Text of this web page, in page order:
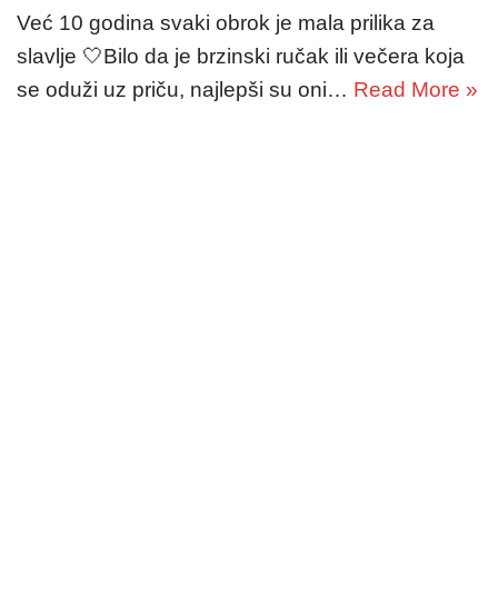
Već 10 godina svaki obrok je mala prilika za
slavlje 🤍Bilo da je brzinski ručak ili večera koja
se oduži uz priču, najlepši su oni… Read More »